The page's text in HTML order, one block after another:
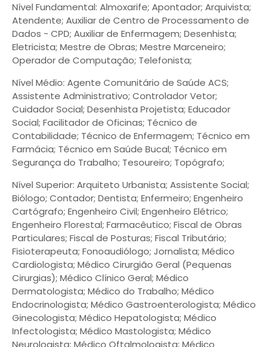
Nível Fundamental: Almoxarife; Apontador; Arquivista;
Atendente; Auxiliar de Centro de Processamento de
Dados - CPD; Auxiliar de Enfermagem; Desenhista;
Eletricista; Mestre de Obras; Mestre Marceneiro;
Operador de Computação; Telefonista;
Nível Médio: Agente Comunitário de Saúde ACS;
Assistente Administrativo; Controlador Vetor;
Cuidador Social; Desenhista Projetista; Educador
Social; Facilitador de Oficinas; Técnico de
Contabilidade; Técnico de Enfermagem; Técnico em
Farmácia; Técnico em Saúde Bucal; Técnico em
Segurança do Trabalho; Tesoureiro; Topógrafo;
Nível Superior: Arquiteto Urbanista; Assistente Social;
Biólogo; Contador; Dentista; Enfermeiro; Engenheiro
Cartógrafo; Engenheiro Civil; Engenheiro Elétrico;
Engenheiro Florestal; Farmacêutico; Fiscal de Obras
Particulares; Fiscal de Posturas; Fiscal Tributário;
Fisioterapeuta; Fonoaudiólogo; Jornalista; Médico
Cardiologista; Médico Cirurgião Geral (Pequenas
Cirurgias); Médico Clínico Geral; Médico
Dermatologista; Médico do Trabalho; Médico
Endocrinologista; Médico Gastroenterologista; Médico
Ginecologista; Médico Hepatologista; Médico
Infectologista; Médico Mastologista; Médico
Neurologista; Médico Oftalmologista; Médico